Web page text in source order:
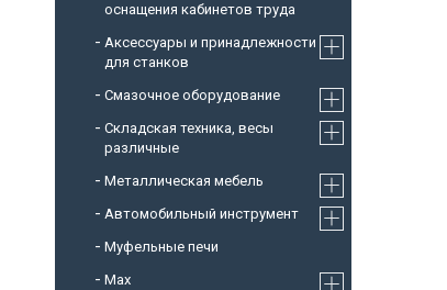
оснащения кабинетов труда
Аксессуары и принадлежности
для станков
Смазочное оборудование
Складская техника, весы
различные
Металлическая мебель
Автомобильный инструмент
Муфельные печи
Max